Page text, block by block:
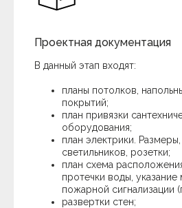
Проектная документация
В данный этап входят:
планы потолков,
покрытий;
план привязки
оборудования;
план электрики.
светильников, розетки;
план схема
протечки воды, указание
пожарной сигнализации
развертки стен;